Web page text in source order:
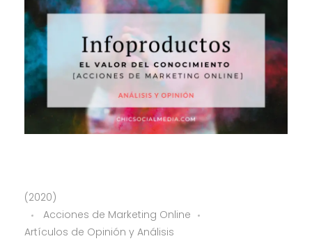
I
n
(2020)
Acciones de Marketing Online
Artículos de Opinión y Análisis